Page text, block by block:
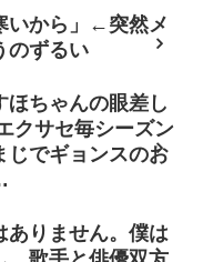
いから」←突然メ
のずるい
ほちゃんの眼差し
クサセ毎シーズン
じでギョンスのお
ありません。僕は